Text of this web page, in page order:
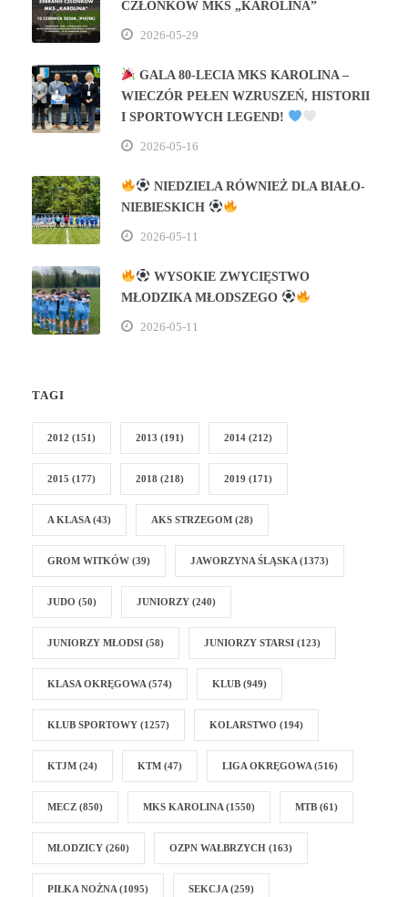
CZŁONKÓW MKS „KAROLINA”
2026-05-29
GALA 80‑LECIA MKS KAROLINA –
WIECZÓR PEŁEN WZRUSZEŃ, HISTORII
I SPORTOWYCH LEGEND!
2026-05-16
NIEDZIELA RÓWNIEŻ DLA BIAŁO-
NIEBIESKICH
2026-05-11
WYSOKIE ZWYCIĘSTWO
MŁODZIKA MŁODSZEGO
2026-05-11
TAGI
2012 (151) 2013 (191) 2014 (212)
2015 (177) 2018 (218) 2019 (171)
A KLASA (43) AKS STRZEGOM (28)
GROM WITKÓW (39) JAWORZYNA ŚLĄSKA (1373)
JUDO (50) JUNIORZY (240)
JUNIORZY MŁODSI (58) JUNIORZY STARSI (123)
KLASA OKRĘGOWA (574) KLUB (949)
KLUB SPORTOWY (1257) KOLARSTWO (194)
KTJM (24) KTM (47) LIGA OKRĘGOWA (516)
MECZ (850) MKS KAROLINA (1550) MTB (61)
MŁODZICY (260) OZPN WAŁBRZYCH (163)
PIŁKA NOŻNA (1095) SEKCJA (259)